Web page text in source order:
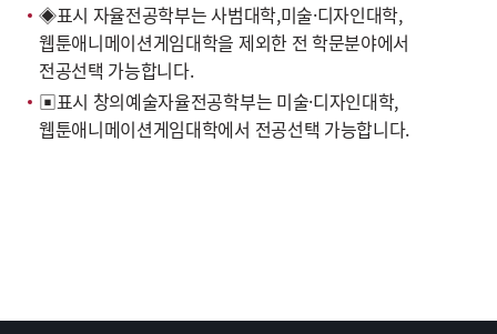
◈표시 자율전공학부는 사범대학,미술·디자인대학,
웹툰애니메이션게임대학을 제외한 전 학문분야에서
전공선택 가능합니다.
▣표시 창의예술자율전공학부는 미술·디자인대학,
웹툰애니메이션게임대학에서 전공선택 가능합니다.